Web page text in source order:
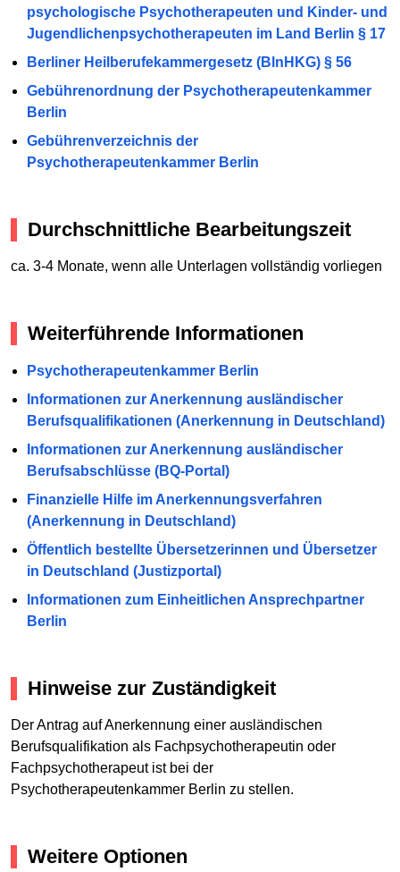
psychologische Psychotherapeuten und Kinder- und
Jugendlichenpsychotherapeuten im Land Berlin § 17
Berliner Heilberufekammergesetz (BlnHKG) § 56
Gebührenordnung der Psychotherapeutenkammer
Berlin
Gebührenverzeichnis der
Psychotherapeutenkammer Berlin
Durchschnittliche Bearbeitungszeit
ca. 3-4 Monate, wenn alle Unterlagen vollständig vorliegen
Weiterführende Informationen
Psychotherapeutenkammer Berlin
Informationen zur Anerkennung ausländischer
Berufsqualifikationen (Anerkennung in Deutschland)
Informationen zur Anerkennung ausländischer
Berufsabschlüsse (BQ-Portal)
Finanzielle Hilfe im Anerkennungsverfahren
(Anerkennung in Deutschland)
Öffentlich bestellte Übersetzerinnen und Übersetzer
in Deutschland (Justizportal)
Informationen zum Einheitlichen Ansprechpartner
Berlin
Hinweise zur Zuständigkeit
Der Antrag auf Anerkennung einer ausländischen
Berufsqualifikation als Fachpsychotherapeutin oder
Fachpsychotherapeut ist bei der
Psychotherapeutenkammer Berlin zu stellen.
Weitere Optionen